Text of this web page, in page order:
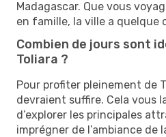
Madagascar. Que vous
en famille, la ville a quelque
Combien de jours sont
Toliara ?
Pour profiter pleinement de
devraient suffire. Cela vous
d’explorer les principales
imprégner de l’ambiance de